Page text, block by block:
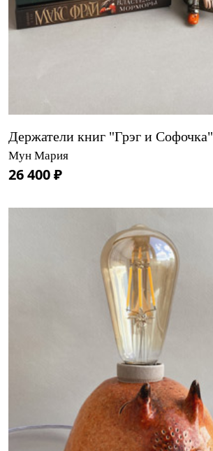
Держатели книг "Грэг и Софочка"
Мун Мария
26 400 ₽